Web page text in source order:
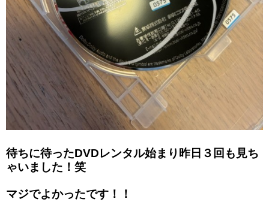
待ちに待ったDVDレンタル始まり昨日３回も見ち
ゃいました！笑
マジでよかったです！！